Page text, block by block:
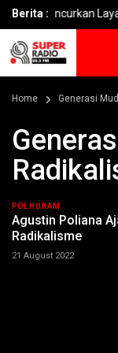
Berita : Layanan
Home Generasi
POLHUKAM
Agustin Poliana
Radikalisme
21 August 2022